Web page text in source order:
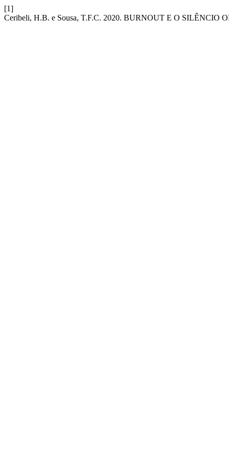
[1]
Ceribeli, H.B. e Sousa, T.F.C. 2020. BURNOUT E O